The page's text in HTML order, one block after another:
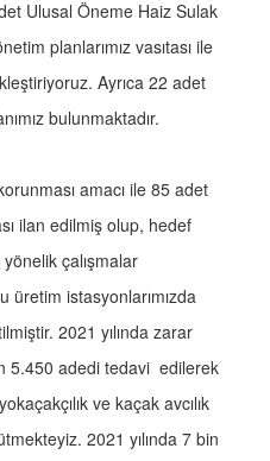
Ulusal Öneme Haiz Sulak
planlarımız vasıtası ile
Ayrıca 22 adet
bulunmaktadır.
amacı ile 85 adet
ilan edilmiş olup, hedef
yönelik çalışmalar
üretim istasyonlarımızda
2021 yılında zarar
5.450 adedi tedavi edilerek
ve kaçak avcılık
2021 yılında 7 bin